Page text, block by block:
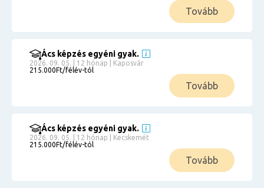
Tovább
Ács képzés egyéni gyak.
2026. 09. 05. | 12 hónap | Kaposvár
215.000Ft/félév-tól
Tovább
Ács képzés egyéni gyak.
2026. 09. 05. | 12 hónap | Kecskemét
215.000Ft/félév-tól
Tovább